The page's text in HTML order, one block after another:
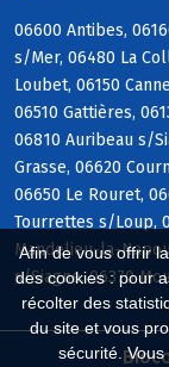
Afin de vous offrir
des cookies : pour
récolter des
du site et vous
sécurité.
06600 Antibes,
s/Mer, 06480 La
Loubet, 06150
06510 Gattières,
06810 Auribeau s/
Grasse, 06620
06650 Le Rouret,
Tourrettes s/Loup,
Mandelieu-la-
s/Siagne, 06370